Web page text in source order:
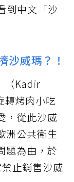
到中文「沙
沙威瑪？！
（Kadir
烤肉小吃
，從此沙威
洲公共衛生
題為由，於
止銷售沙威